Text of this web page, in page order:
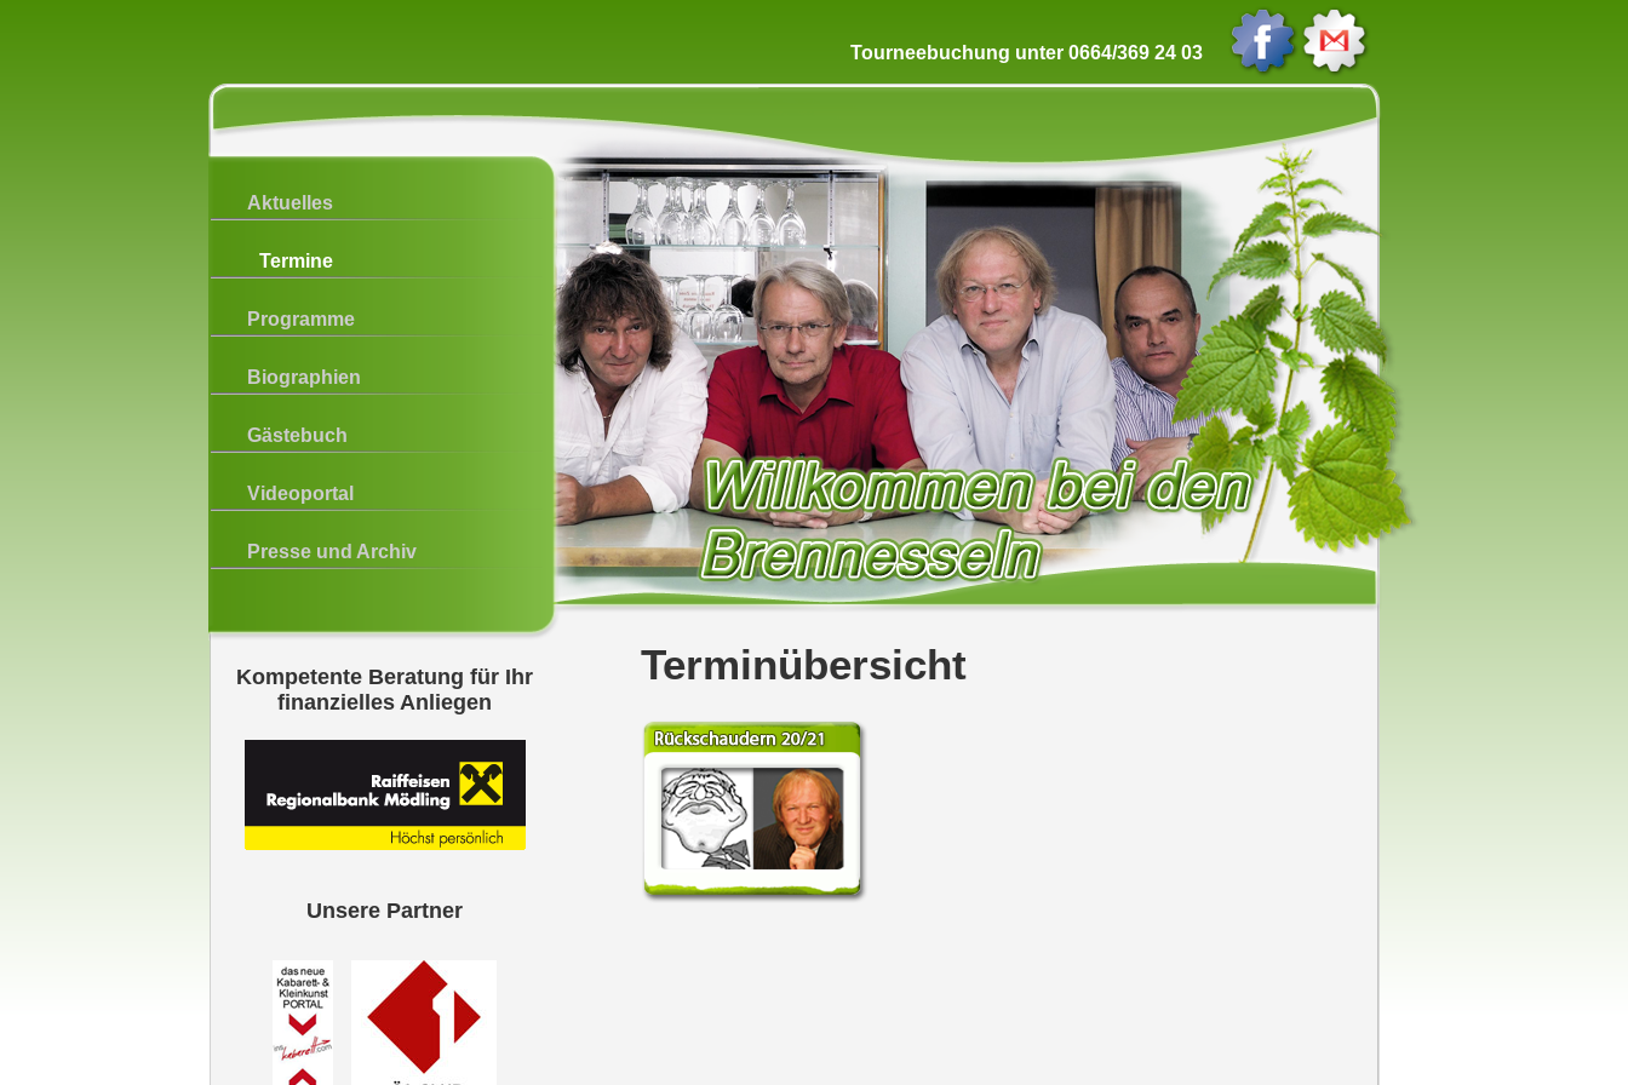
Tourneebuchung unter 0664/369 24 03
Aktuelles
Termine
Programme
Biographien
Gästebuch
Videoportal
Presse und Archiv
Kompetente Beratung für Ihr
finanzielles Anliegen
Unsere Partner
Terminübersicht